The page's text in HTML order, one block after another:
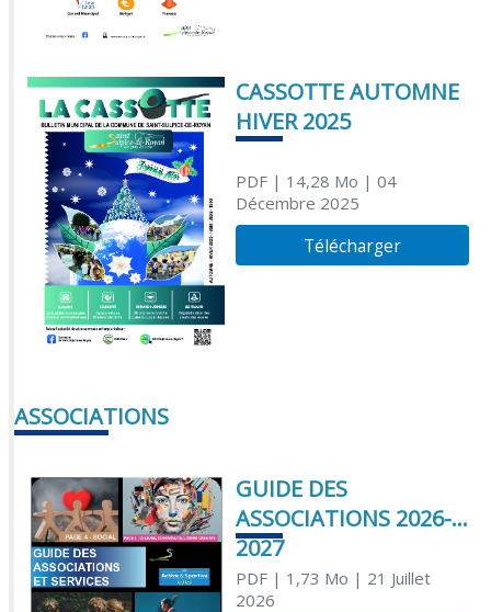
CASSOTTE AUTOMNE
HIVER 2025
PDF| 14,28 Mo | 04
Décembre 2025
Télécharger
ASSOCIATIONS
GUIDE DES
ASSOCIATIONS 2026-
2027
PDF| 1,73 Mo | 21 Juillet
2026